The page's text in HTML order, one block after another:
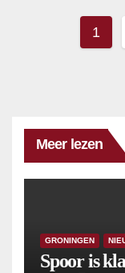
1
Meer lezen
GRONINGEN
Spoor is